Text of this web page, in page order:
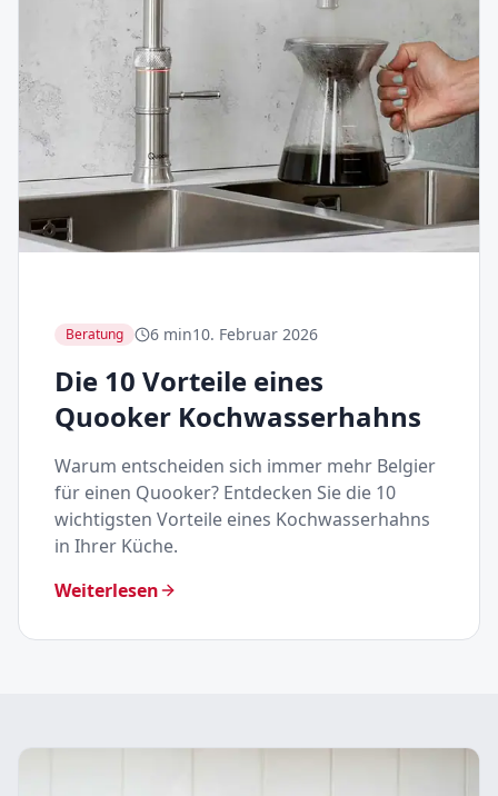
Beratung 6 min10. Februar 2026
Die 10 Vorteile eines
Quooker Kochwasserhahns
Warum entscheiden sich immer mehr Belgier
für einen Quooker? Entdecken Sie die 10
wichtigsten Vorteile eines Kochwasserhahns
in Ihrer Küche.
Weiterlesen